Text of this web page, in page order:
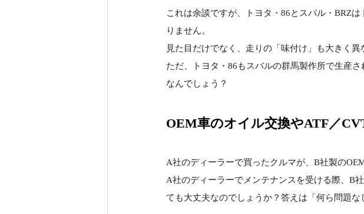
これは余談ですが、トヨタ・86とスバル・BRZ
りません。
見た目だけでなく、走りの「味付け」も大きく
ただ、トヨタ・86もスバルの群馬製作所で生産
なんでしょう？
OEM車のオイル交換やATF／
A社のディーラーで買ったクルマが、B社製の
A社のディーラーでメンテナンスを受ける際、B
ても大丈夫なのでしょうか？答えは「何ら問題な